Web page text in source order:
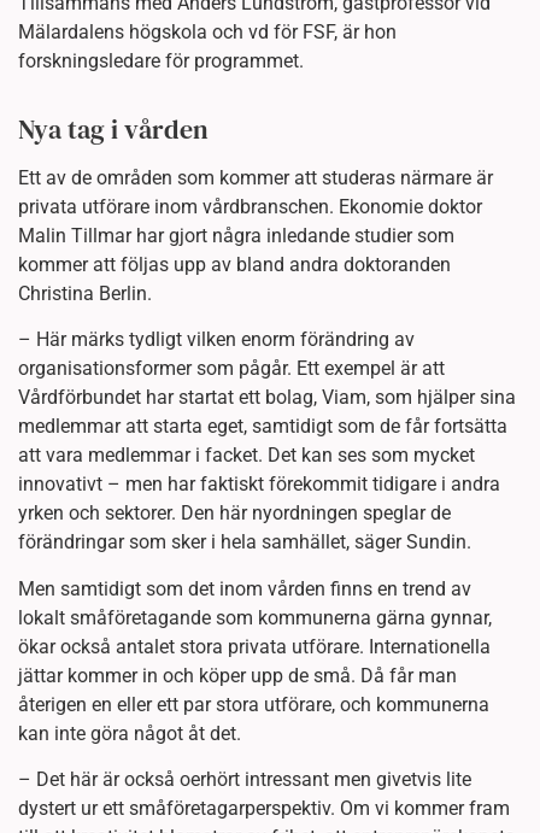
Mälardalens högskola och vd för FSF, är hon
forskningsledare för programmet.
Nya tag i vården
Ett av de områden som kommer att studeras närmare är
privata utförare inom vårdbranschen. Ekonomie doktor
Malin Tillmar har gjort några inledande studier som
kommer att följas upp av bland andra doktoranden
Christina Berlin.
– Här märks tydligt vilken enorm förändring av
organisationsformer som pågår. Ett exempel är att
Vårdförbundet har startat ett bolag, Viam, som hjälper sina
medlemmar att starta eget, samtidigt som de får fortsätta
att vara medlemmar i facket. Det kan ses som mycket
innovativt – men har faktiskt förekommit tidigare i andra
yrken och sektorer. Den här nyordningen speglar de
förändringar som sker i hela samhället, säger Sundin.
Men samtidigt som det inom vården finns en trend av
lokalt småföretagande som kommunerna gärna gynnar,
ökar också antalet stora privata utförare. Internationella
jättar kommer in och köper upp de små. Då får man
återigen en eller ett par stora utförare, och kommunerna
kan inte göra något åt det.
– Det här är också oerhört intressant men givetvis lite
dystert ur ett småföretagarperspektiv. Om vi kommer fram